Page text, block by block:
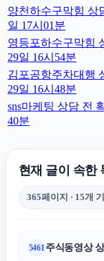
양천하수구막힘 상
일 17시01분
영등포하수구막힘
29일 16시54분
김포공항주차대행
29일 16시48분
sns마케팅 상담 전
40분
현재 글이 속한
365페이지 · 15개
5461 주식동영상